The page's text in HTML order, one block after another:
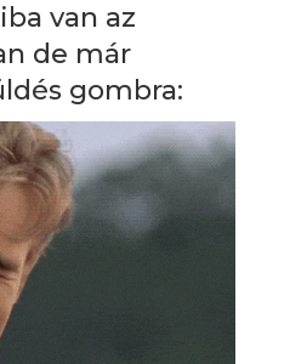
van az
de már
gombra: